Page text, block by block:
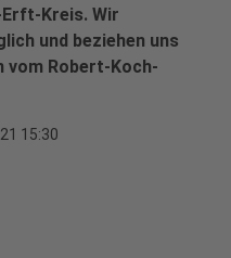
Kreis. Wir
und beziehen uns
vom Robert-Koch-
15:30